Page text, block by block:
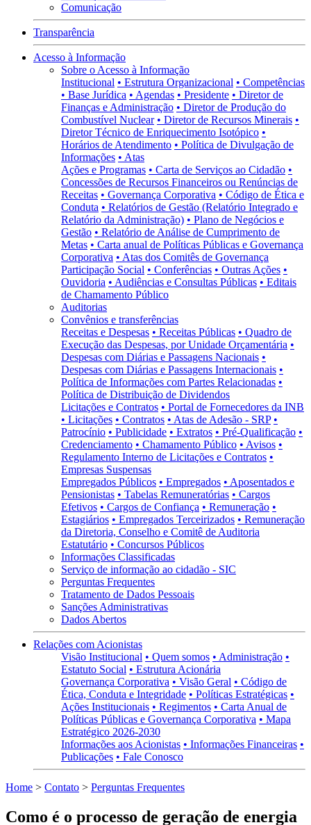
Comunicação
Transparência
Acesso à Informação
Sobre o Acesso à Informação
Institucional • Estrutura Organizacional • Competências
• Base Jurídica • Agendas • Presidente • Diretor de
Finanças e Administração • Diretor de Produção do
Combustível Nuclear • Diretor de Recursos Minerais •
Diretor Técnico de Enriquecimento Isotópico •
Horários de Atendimento • Política de Divulgação de
Informações • Atas
Ações e Programas • Carta de Serviços ao Cidadão •
Concessões de Recursos Financeiros ou Renúncias de
Receitas • Governança Corporativa • Código de Ética e
Conduta • Relatórios de Gestão (Relatório Integrado e
Relatório da Administração) • Plano de Negócios e
Gestão • Relatório de Análise de Cumprimento de
Metas • Carta anual de Políticas Públicas e Governança
Corporativa • Atas dos Comitês de Governança
Participação Social • Conferências • Outras Ações •
Ouvidoria • Audiências e Consultas Públicas • Editais
de Chamamento Público
Auditorias
Convênios e transferências
Receitas e Despesas • Receitas Públicas • Quadro de
Execução das Despesas, por Unidade Orçamentária •
Despesas com Diárias e Passagens Nacionais •
Despesas com Diárias e Passagens Internacionais •
Política de Informações com Partes Relacionadas •
Política de Distribuição de Dividendos
Licitações e Contratos • Portal de Fornecedores da INB
• Licitações • Contratos • Atas de Adesão - SRP •
Patrocínio • Publicidade • Extratos • Pré-Qualificação •
Credenciamento • Chamamento Público • Avisos •
Regulamento Interno de Licitações e Contratos •
Empresas Suspensas
Empregados Públicos • Empregados • Aposentados e
Pensionistas • Tabelas Remuneratórias • Cargos
Efetivos • Cargos de Confiança • Remuneração •
Estagiários • Empregados Terceirizados • Remuneração
da Diretoria, Conselho e Comitê de Auditoria
Estatutário • Concursos Públicos
Informações Classificadas
Serviço de informação ao cidadão - SIC
Perguntas Frequentes
Tratamento de Dados Pessoais
Sanções Administrativas
Dados Abertos
Relações com Acionistas
Visão Institucional • Quem somos • Administração •
Estatuto Social • Estrutura Acionária
Governança Corporativa • Visão Geral • Código de
Ética, Conduta e Integridade • Políticas Estratégicas •
Ações Institucionais • Regimentos • Carta Anual de
Políticas Públicas e Governança Corporativa • Mapa
Estratégico 2026-2030
Informações aos Acionistas • Informações Financeiras •
Publicações • Fale Conosco
Home > Contato > Perguntas Frequentes
Como é o processo de geração de energia